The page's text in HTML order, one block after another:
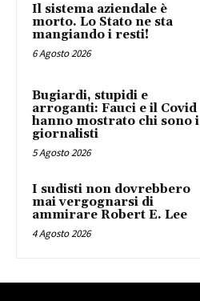
Il sistema aziendale è
morto. Lo Stato ne sta
mangiando i resti!
6 Agosto 2026
Bugiardi, stupidi e
arroganti: Fauci e il Covid
hanno mostrato chi sono i
giornalisti
5 Agosto 2026
I sudisti non dovrebbero
mai vergognarsi di
ammirare Robert E. Lee
4 Agosto 2026